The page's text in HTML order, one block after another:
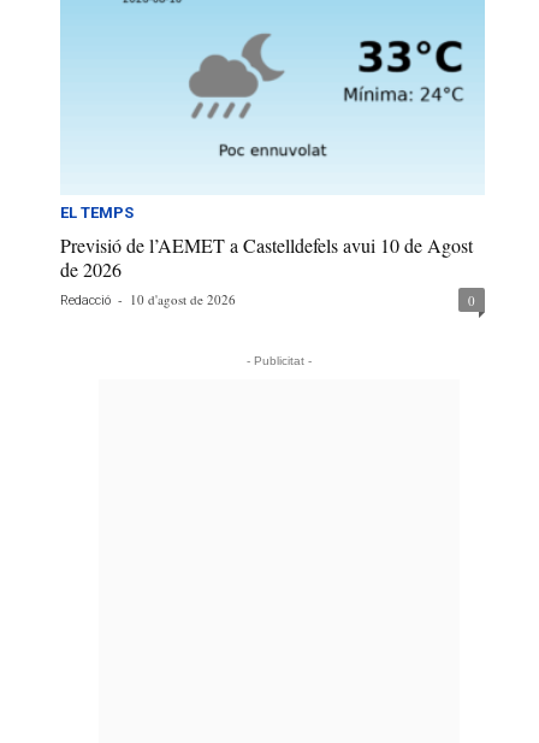
EL TEMPS
Previsió de l’AEMET a Castelldefels avui 10 de Agost
de 2026
Redacció - 10 d'agost de 2026 0
- Publicitat -